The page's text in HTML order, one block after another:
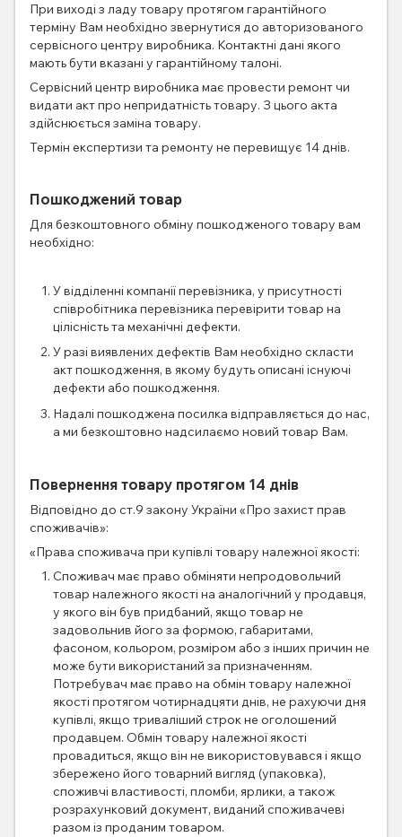
При виході з ладу товару протягом гарантійного
терміну Вам необхідно звернутися до авторизованого
сервісного центру виробника. Контактні дані якого
мають бути вказані у гарантійному талоні.
Сервісний центр виробника має провести ремонт чи
видати акт про непридатність товару. З цього акта
здійснюється заміна товару.
Термін експертизи та ремонту не перевищує 14 днів.
Пошкоджений товар
Для безкоштовного обміну пошкодженого товару вам
необхідно:
У відділенні компанії перевізника, у присутності
співробітника перевізника перевірити товар на
цілісність та механічні дефекти.
У разі виявлених дефектів Вам необхідно скласти
акт пошкодження, в якому будуть описані існуючі
дефекти або пошкодження.
Надалі пошкоджена посилка відправляється до нас,
а ми безкоштовно надсилаємо новий товар Вам.
Повернення товару протягом 14 днів
Відповідно до ст.9 закону України «Про захист прав
споживачів»:
«Права споживача при купівлі товару належної якості:
Споживач має право обміняти непродовольчий
товар належного якості на аналогічний у продавця,
у якого він був придбаний, якщо товар не
задовольнив його за формою, габаритами,
фасоном, кольором, розміром або з інших причин не
може бути використаний за призначенням.
Потребувач має право на обмін товару належної
якості протягом чотирнадцяти днів, не рахуючи дня
купівлі, якщо триваліший строк не оголошений
продавцем. Обмін товару належної якості
провадиться, якщо він не використовувався і якщо
збережено його товарний вигляд (упаковка),
споживчі властивості, пломби, ярлики, а також
розрахунковий документ, виданий споживачеві
разом із проданим товаром.